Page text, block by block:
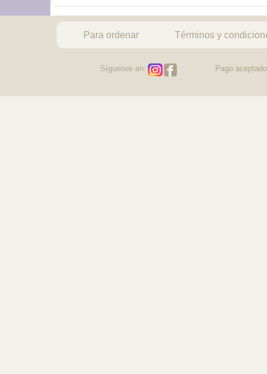
Para ordenar Términos y
Síguenos en: Pago